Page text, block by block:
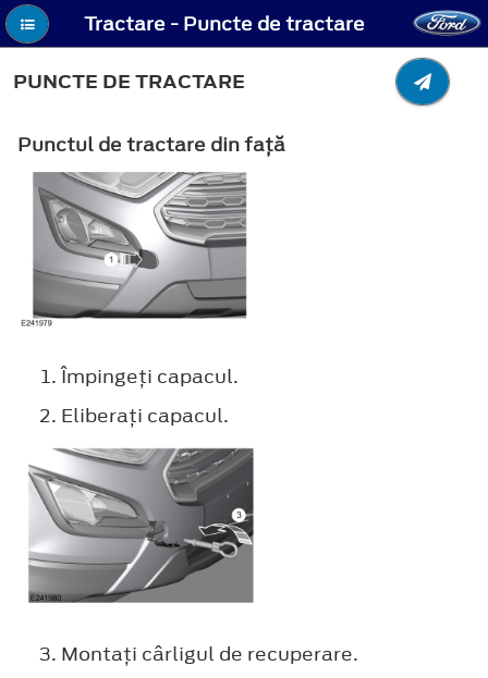
Tractare - Puncte de tractare
PUNCTE DE TRACTARE
Punctul de tractare din faţă
Împingeţi capacul.
Eliberaţi capacul.
Montaţi cârligul de recuperare.